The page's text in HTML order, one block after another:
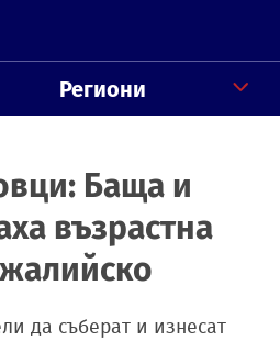
Региони
Баща и
възрастна
да съберат и изнесат